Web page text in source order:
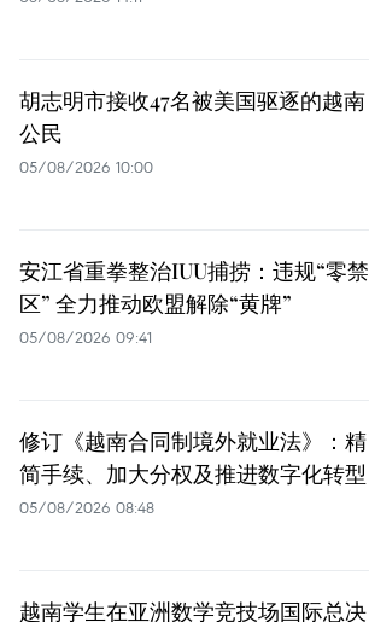
胡志明市接收47名被美国驱逐的越南
公民
05/08/2026 10:00
安江省重拳整治IUU捕捞：违规“零禁
区” 全力推动欧盟解除“黄牌”
05/08/2026 09:41
修订《越南合同制境外就业法》：精
简手续、加大分权及推进数字化转型
05/08/2026 08:48
越南学生在亚洲数学竞技场国际总决